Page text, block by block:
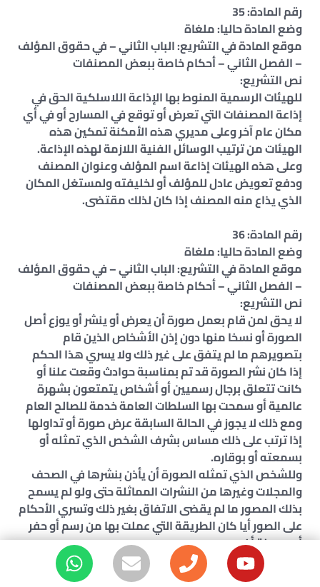
رقم المادة: 35
وضع المادة حاليا: ملغاة
موقع المادة في التشريع: الباب الثاني – في حقوق المؤلف
– الفصل الثاني – أحكام خاصة ببعض المصنفات
نص التشريع:
للهيئات الرسمية المنوط بها الإذاعة اللاسلكية الحق في
إذاعة المصنفات التي تعرض أو توقع في المسارح أو في أي
مكان عام آخر وعلى مديري هذه الأمكنة تمكين هذه
الهيئات من ترتيب الوسائل الفنية اللازمة لهذه الإذاعة.
وعلى هذه الهيئات إذاعة اسم المؤلف وعنوان المصنف
ودفع تعويض عادل للمؤلف أو لخليفته ولمستغل المكان
الذي يذاع منه المصنف إذا كان لذلك مقتضى.
رقم المادة: 36
وضع المادة حاليا: ملغاة
موقع المادة في التشريع: الباب الثاني – في حقوق المؤلف
– الفصل الثاني – أحكام خاصة ببعض المصنفات
نص التشريع:
لا يحق لمن قام بعمل صورة أن يعرض أو ينشر أو يوزع أصل
الصورة أو نسخا منها دون إذن الأشخاص الذين قام
بتصويرهم ما لم يتفق على غير ذلك ولا يسري هذا الحكم
إذا كان نشر الصورة قد تم بمناسبة حوادث وقعت علنا أو
كانت تتعلق برجال رسميين أو أشخاص يتمتعون بشهرة
عالمية أو سمحت بها السلطات العامة خدمة للصالح العام
ومع ذلك لا يجوز في الحالة السابقة عرض صورة أو تداولها
إذا ترتب على ذلك مساس بشرف الشخص الذي تمثله أو
بسمعته أو بوقاره.
وللشخص الذي تمثله الصورة أن يأذن بنشرها في الصحف
والمجلات وغيرها من النشرات المماثلة حتى ولو لم يسمح
بذلك المصور ما لم يقضى الاتفاق بغير ذلك وتسري الأحكام
على الصور أيا كان الطريقة التي عملت بها من رسم أو حفر
أو وسيلة أخرى.
رقم المادة: 37